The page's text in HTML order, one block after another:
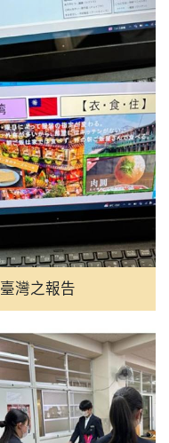
灣之報告